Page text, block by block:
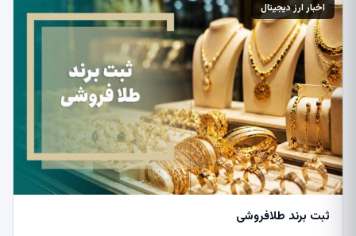
اخبار ارز دیجیتال
ثبت برند طلافروشی